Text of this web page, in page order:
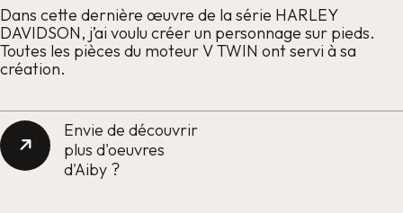
Dans cette dernière œuvre de la série HARLEY
DAVIDSON, j’ai voulu créer un personnage sur pieds.
Toutes les pièces du moteur V TWIN ont servi à sa
création.
Envie de découvrir
plus d'oeuvres
d'Aiby ?